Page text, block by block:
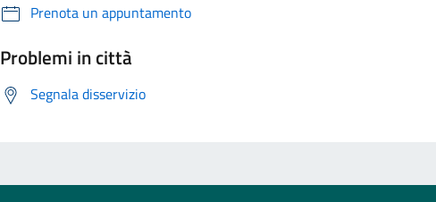
Prenota un appuntamento
Problemi in città
Segnala disservizio